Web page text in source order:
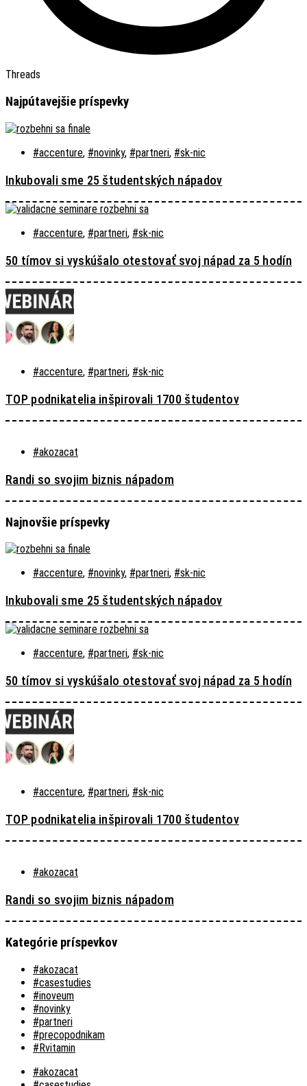
Threads
Najpútavejšie príspevky
#accenture, #novinky, #partneri, #sk-nic
Inkubovali sme 25 študentských nápadov
#accenture, #partneri, #sk-nic
50 tímov si vyskúšalo otestovať svoj nápad za 5 hodín
#accenture, #partneri, #sk-nic
TOP podnikatelia inšpirovali 1700 študentov
#akozacat
Randi so svojim biznis nápadom
Najnovšie príspevky
#accenture, #novinky, #partneri, #sk-nic
Inkubovali sme 25 študentských nápadov
#accenture, #partneri, #sk-nic
50 tímov si vyskúšalo otestovať svoj nápad za 5 hodín
#accenture, #partneri, #sk-nic
TOP podnikatelia inšpirovali 1700 študentov
#akozacat
Randi so svojim biznis nápadom
Kategórie príspevkov
#akozacat
#casestudies
#inoveum
#novinky
#partneri
#precopodnikam
#Rvitamin
#akozacat